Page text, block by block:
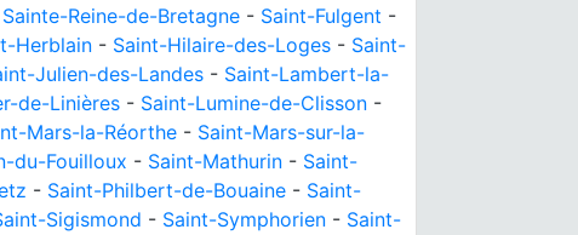
Sainte-Reine-de-Bretagne - Saint-Fulgent -
Herblain - Saint-Hilaire-des-Loges - Saint-
Julien-des-Landes - Saint-Lambert-la-
de-Linières - Saint-Lumine-de-Clisson -
Mars-la-Réorthe - Saint-Mars-sur-la-
du-Fouilloux - Saint-Mathurin - Saint-
- Saint-Philbert-de-Bouaine - Saint-
Sigismond - Saint-Symphorien - Saint-